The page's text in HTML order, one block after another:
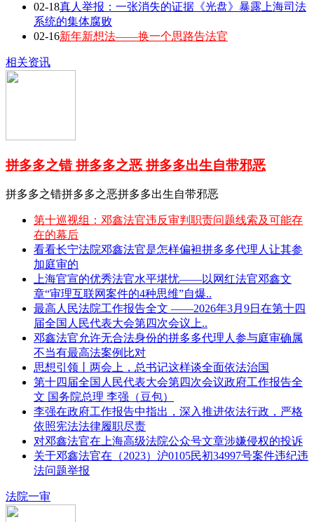
02-18真人举报：一张消失的证据《光盘》暴露上海司法
系统的集体腐败
02-16新年新想法——换一个思路告法官
相关资讯
拼多多之错 拼多多之恶 拼多多出生自带邪恶
拼多多之错拼多多之恶拼多多出生自带邪恶
第十巡视组：邓鑫法官违反审判职责问题线索及可能存
在的幕后
看看长宁法院邓鑫法官是怎样偏袒拼多多代理人让其参
加庭审的
上海官宣的优秀法官水平堪忧——以网红法官邓鑫文
章“审理互联网案件的4种思维”自爆..
最高人民法院工作报告全文 ——2026年3月9日在第十四
届全国人民代表大会第四次会议上..
邓鑫法官允许无合法身份的拼多多代理人参与庭审确属
不当有最高法案例比对
思想引领丨两会上，总书记这样谈全面依法治国
第十四届全国人民代表大会第四次会议政府工作报告全
文 国务院总理 李强（豆包）
李强在政府工作报告中指出，深入推进依法行政，严格
依照宪法法律履职尽责
对邓鑫法官在上海高级法院公众号文章涉嫌侵权的投诉
关于邓鑫法官在（2023）沪0105民初34997号案件违纪违
法问题举报
法院一审